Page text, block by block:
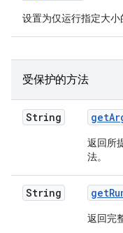
设置为仅运行指定大小
受保护的方法
String get
返回所
法。
String get
返回完